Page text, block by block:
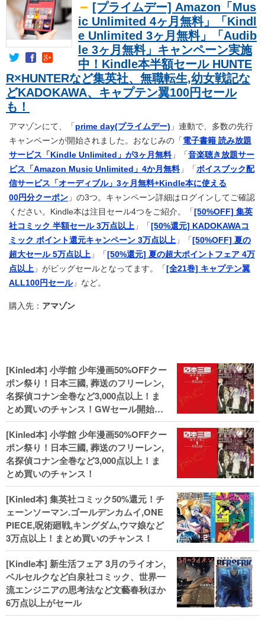
[プライムデー] Amazon「Mus
ic Unlimited 4ヶ月無料」「Kindl
e Unlimited 3ヶ月無料」「Audib
le 3ヶ月無料」キャンペーン実施
中！Kindle本半額セール HUNTE
R×HUNTERなど集英社、無職転生,幼女戦記な
どKADOKAWA、キャプテン翼100円セール
も！
アマゾンにて、「 prime day(プライムデー) 」連動で、多数の先行
キャンペーンが開始されました。おなじみの「 電子書籍 読み放題
サービス「Kindle Unlimited」が3ヶ月無料」「 音楽聴き放題サー
ビス「Amazon Music Unlimited」4か月無料」「 ボイスブック配
信サービス「オーディブル」3ヶ月無料+Kindle本に使える
00円分クーポン 」の3つ。キャンペーン詳細はログインしてご確認
ください。Kindle本は注目セール4つをご紹介。「 [50%OFF] 集英
社コミック 半額セール 3万点以上 」「 [50%還元] KADOKAWAコ
ミック ポイント還元キャンペーン 3万点以上 」「 [50%OFF] 夏の
超大セール 5万点以上 」「 [50%還元] 夏の超大ポイントフェア 4万
点以上 」がビッグセールとなってます。「 [全21巻] キャプテン翼
ALL100円セール」など。
購入先： アマゾン
[Kinled本] 小学館 少年漫画50%OFFクー
ポン祭り！日本三國, 葬送のフリーレン,
名探偵コナン全巻など3,000点以上！ま
とめ買いのチャンス！GWセール開始！
人気コミック多数 カドカワ祭やIT関連本
がセールに！
[Kinled本] 小学館 少年漫画50%OFFクー
ポン祭り！日本三國, 葬送のフリーレン,
名探偵コナン全巻など3,000点以上！ま
とめ買いのチャンス！
[Kinled本] 集英社コミック50%還元！チ
ェーンソーマン.ゴールデンカムイ,ONE
PIECE,呪術廻戦,キングダム,ウマ娘など
3万点以上！まとめ買いのチャンス！
[Kindle本] 新生活フェア 3月のライオン,
ベルセルクなど白泉社コミック、世界一
流エンジニアの思考法など文藝春秋ほか
6万点以上がセール